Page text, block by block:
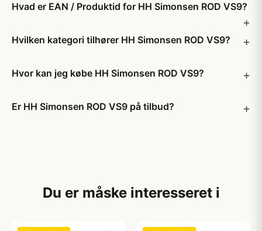
Hvad er EAN / Produktid for HH Simonsen ROD VS9?
Hvilken kategori tilhører HH Simonsen ROD VS9?
Hvor kan jeg købe HH Simonsen ROD VS9?
Er HH Simonsen ROD VS9 på tilbud?
Du er måske interesseret i